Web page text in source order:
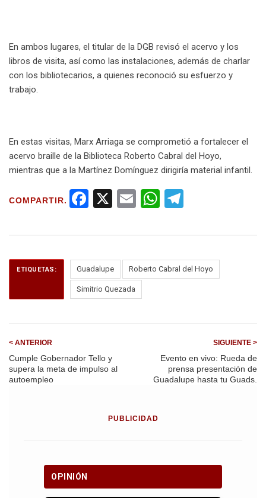
En ambos lugares, el titular de la DGB revisó el acervo y los
libros de visita, así como las instalaciones, además de charlar
con los bibliotecarios, a quienes reconoció su esfuerzo y
trabajo.
En estas visitas, Marx Arriaga se comprometió a fortalecer el
acervo braille de la Biblioteca Roberto Cabral del Hoyo,
mientras que a la Martínez Domínguez dirigiría material infantil.
COMPARTIR.
F
ce
b
o
o
X
E
ail
W
at
s
A
e
gr
a
ETIQUETAS: Guadalupe Roberto Cabral del Hoyo
Simitrio Quezada
< ANTERIOR
Cumple Gobernador Tello y
supera la meta de impulso al
autoempleo
SIGUIENTE >
Evento en vivo: Rueda de
prensa presentación de
Guadalupe hasta tu Guads.
PUBLICIDAD
OPINIÓN